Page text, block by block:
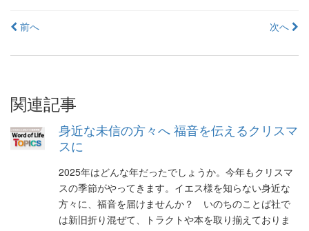
投
ビ
ゲ
ー
次へ
前へ
関連記事
身近な未信の方々へ 福音を伝えるクリスマ
スに
2025年はどんな年だったでしょうか。今年もクリスマ
スの季節がやってきます。イエス様を知らない身近な
方々に、福音を届けませんか？ いのちのことば社で
は新旧折り混ぜて、トラクトや本を取り揃えておりま